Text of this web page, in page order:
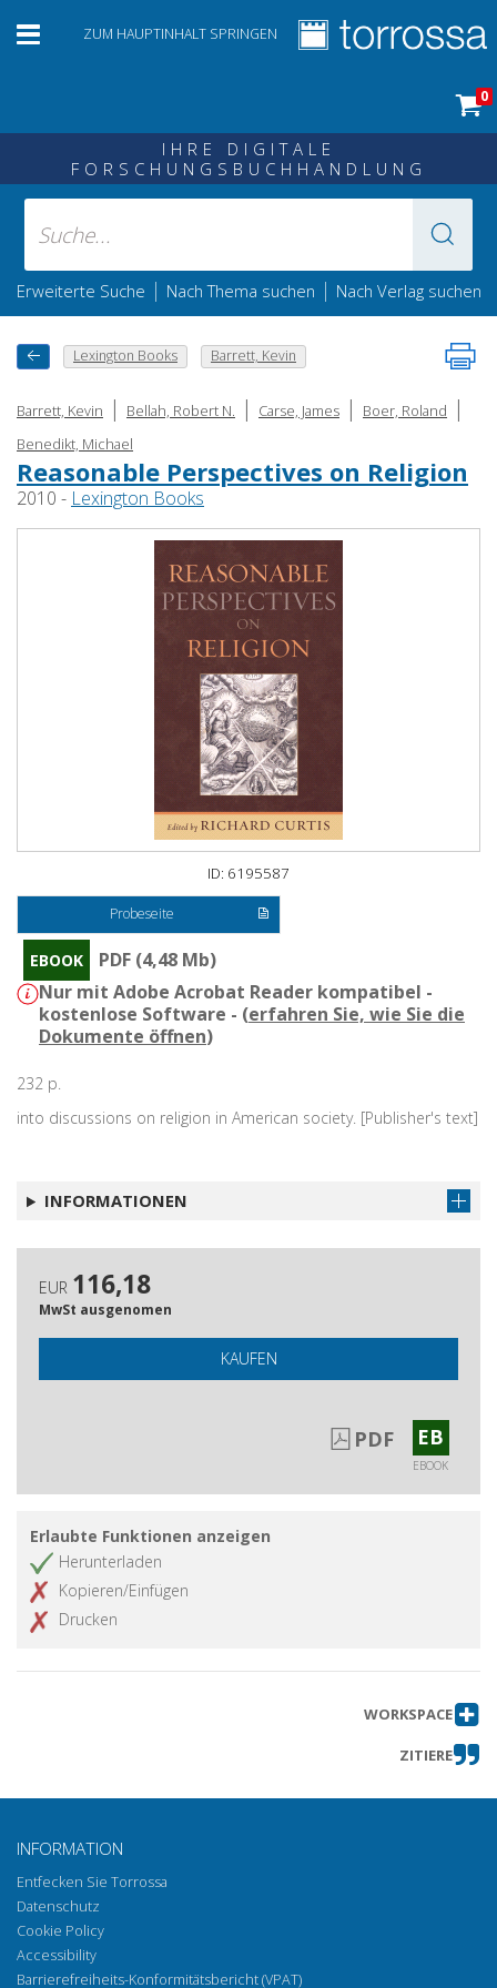
ZUM HAUPTINHALT SPRINGEN
0
IHRE DIGITALE
FORSCHUNGSBUCHHANDLUNG
Erweiterte Suche | Nach Thema suchen | Nach Verlag suchen
Lexington Books Barrett, Kevin
Barrett, Kevin | Bellah, Robert N. | Carse, James | Boer, Roland |
Benedikt, Michael
Reasonable Perspectives on Religion
2010 - Lexington Books
ID: 6195587
Probeseite
EBOOK
PDF (4,48 Mb)
Nur mit Adobe Acrobat Reader kompatibel -
kostenlose Software - (erfahren Sie, wie Sie die
Dokumente öffnen)
232 p.
into discussions on religion in American society. [Publisher's text]
INFORMATIONEN
EUR 116,18
MwSt ausgenomen
KAUFEN
PDF EB
EBOOK
Erlaubte Funktionen anzeigen
Herunterladen
Kopieren/Einfügen
Drucken
WORKSPACE
ZITIERE
INFORMATION
Entfecken Sie Torrossa
Datenschutz
Cookie Policy
Accessibility
Barrierefreiheits-Konformitätsbericht (VPAT)